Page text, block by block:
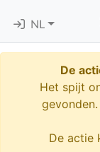
NL
De
Het spijt
De actie